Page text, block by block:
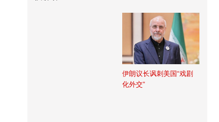
伊朗议长讽刺美国“戏剧
化外交”